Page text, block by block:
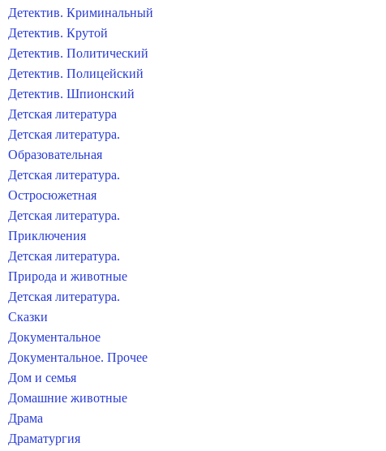
Детектив. Криминальный
Детектив. Крутой
Детектив. Политический
Детектив. Полицейский
Детектив. Шпионский
Детская литература
Детская литература.
Образовательная
Детская литература.
Остросюжетная
Детская литература.
Приключения
Детская литература.
Природа и животные
Детская литература.
Сказки
Документальное
Документальное. Прочее
Дом и семья
Домашние животные
Драма
Драматургия